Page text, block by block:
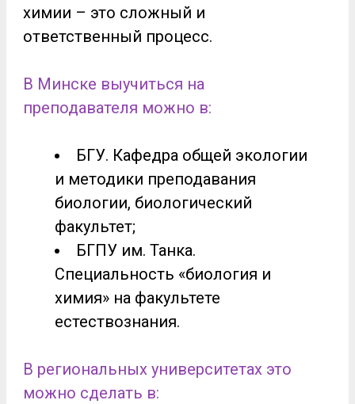
химии – это сложный и
ответственный процесс.
В Минске выучиться на
преподавателя можно в:
БГУ. Кафедра общей экологии
и методики преподавания
биологии, биологический
факультет;
БГПУ им. Танка.
Специальность «биология и
химия» на факультете
естествознания.
В региональных университетах это
можно сделать в: